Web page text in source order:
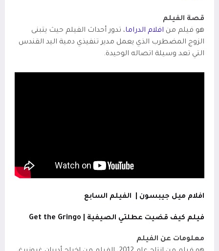
قصة الفيلم
هو فيلم من افلام الدراما، تدور أحداث الفيلم حيث يتبنى
الزوج المضطرب الذي يعمل مدير تنفيذي دمية اليد القندس
التي تعد وسيلة اتصاله الوحيدة.
افلام ميل جيبسون | الفيلم السابع
فيلم كيف قضيت عطلتي الصيفية | Get the Gringo
معلومات عن الفيلم